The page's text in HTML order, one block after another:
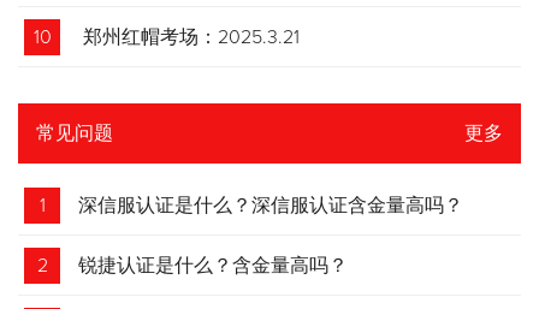
10 郑州红帽考场：2025.3.21
常见问题 更多
1 深信服认证是什么？深信服认证含金量高吗？
2 锐捷认证是什么？含金量高吗？